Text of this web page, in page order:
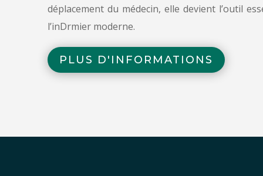
déplacement du médecin, elle devient l’outil
l’inDrmier moderne.
PLUS D'INFORMATIONS